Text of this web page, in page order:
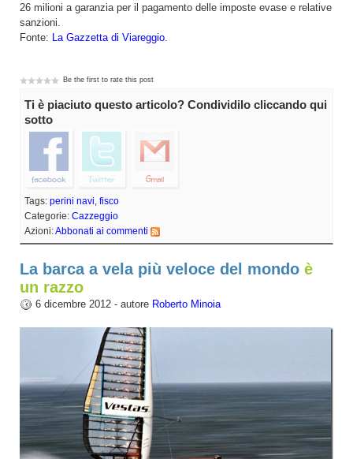
26 milioni a garanzia per il pagamento delle imposte evase e relative
sanzioni.
Fonte: La Gazzetta di Viareggio.
Be the first to rate this post
Ti è piaciuto questo articolo? Condividilo cliccando qui
sotto
Tags: perini navi, fisco
Categorie: Cazzeggio
Azioni:Abbonati ai commenti
La barca a vela più veloce del mondo è
un razzo
6 dicembre 2012 - autore Roberto Minoia